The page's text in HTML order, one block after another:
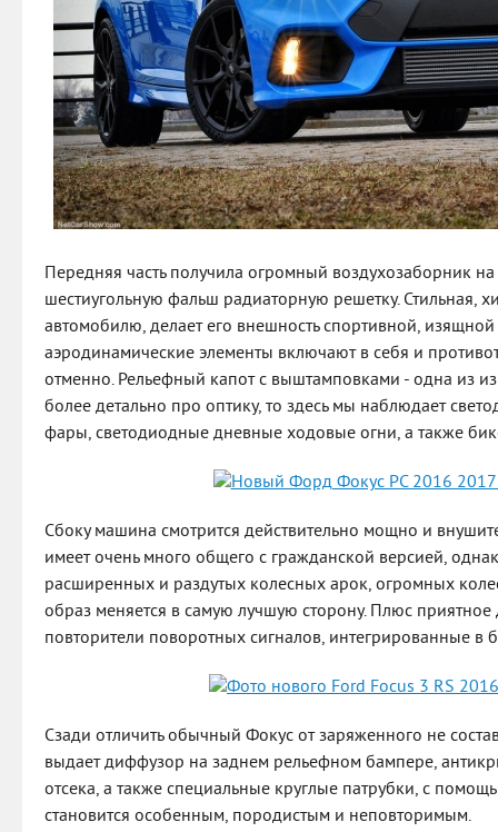
Передняя часть получила огромный воздухозаборник
шестиугольную фальш радиаторную решетку. Стильная,
автомобилю, делает его внешность спортивной,
аэродинамические элементы включают в себя и
отменно. Рельефный капот с выштамповками - одна из
более детально про оптику, то здесь мы наблюдает
фары, светодиодные дневные ходовые огни, а также
Сбоку машина смотрится действительно мощно и
имеет очень много общего с гражданской версией,
расширенных и раздутых колесных арок, огромных
образ меняется в самую лучшую сторону. Плюс
повторители поворотных сигналов, интегрированные в
Сзади отличить обычный Фокус от заряженного не
выдает диффузор на заднем рельефном бампере,
отсека, а также специальные круглые патрубки, с
становится особенным, породистым и неповторимым.